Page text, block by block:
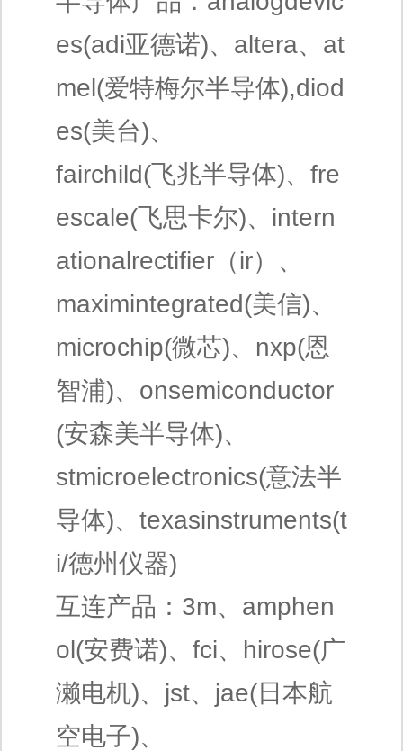
es(adi亚德诺)、altera、at
mel(爱特梅尔半导体),diod
es(美台)、
fairchild(飞兆半导体)、fre
escale(飞思卡尔)、intern
ationalrectifier（ir）、
maximintegrated(美信)、
microchip(微芯)、nxp(恩
智浦)、onsemiconductor
(安森美半导体)、
stmicroelectronics(意法半
导体)、texasinstruments(t
i/德州仪器)
互连产品：3m、amphen
ol(安费诺)、fci、hirose(广
濑电机)、jst、jae(日本航
空电子)、